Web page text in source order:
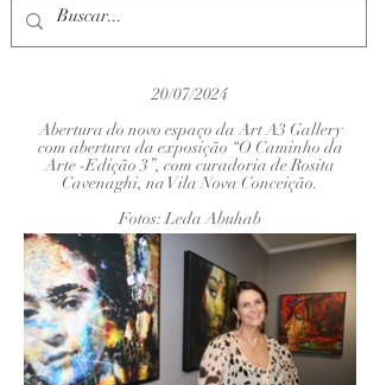
20/07/2024
Abertura do novo espaço da Art A3 Gallery
com abertura da exposição “O Caminho da
Arte -Edição 3”, com curadoria de Rosita
Cavenaghi, na Vila Nova Conceição.
Fotos: Leda Abuhab